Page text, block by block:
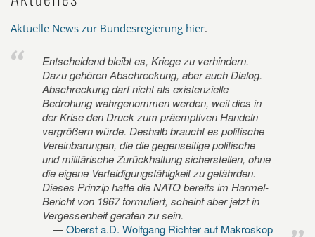
Aktuelle News zur Bundesregierung hier.
Entscheidend bleibt es, Kriege zu verhindern.
Dazu gehören Abschreckung, aber auch Dialog.
Abschreckung darf nicht als existenzielle
Bedrohung wahrgenommen werden, weil dies in
der Krise den Druck zum präemptiven Handeln
vergrößern würde. Deshalb braucht es politische
Vereinbarungen, die die gegenseitige politische
und militärische Zurückhaltung sicherstellen, ohne
die eigene Verteidigungsfähigkeit zu gefährden.
Dieses Prinzip hatte die NATO bereits im Harmel-
Bericht von 1967 formuliert, scheint aber jetzt in
Vergessenheit geraten zu sein.
Oberst a.D. Wolfgang Richter auf Makroskop